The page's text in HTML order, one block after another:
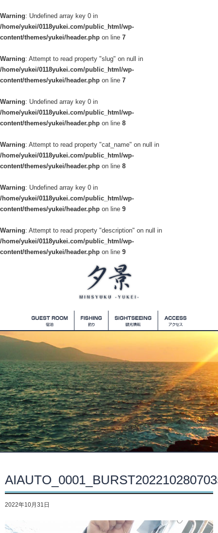
Warning: Undefined array key 0 in
/home/yukei/0118yukei.com/public_html/wp-
content/themes/yukei/header.php on line 7
Warning: Attempt to read property "slug" on null in
/home/yukei/0118yukei.com/public_html/wp-
content/themes/yukei/header.php on line 7
Warning: Undefined array key 0 in
/home/yukei/0118yukei.com/public_html/wp-
content/themes/yukei/header.php on line 8
Warning: Attempt to read property "cat_name" on null in
/home/yukei/0118yukei.com/public_html/wp-
content/themes/yukei/header.php on line 8
Warning: Undefined array key 0 in
/home/yukei/0118yukei.com/public_html/wp-
content/themes/yukei/header.php on line 9
Warning: Attempt to read property "description" on null in
/home/yukei/0118yukei.com/public_html/wp-
content/themes/yukei/header.php on line 9
2022年10月31日